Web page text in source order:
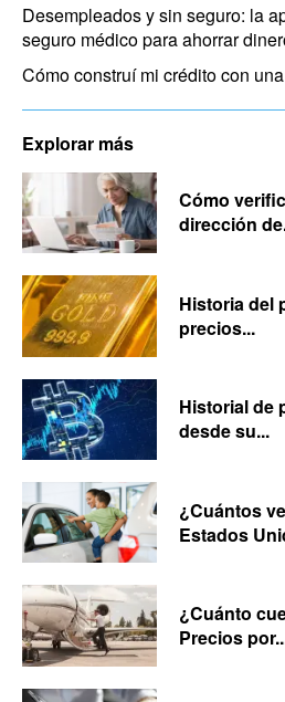
Desempleados y sin seguro: la
seguro médico para ahorrar
Cómo construí mi crédito con
Explorar más
Cómo
dirección
Historia del
precios...
Historial de
desde su...
¿Cuántos
Estados
¿Cuánto
Precios